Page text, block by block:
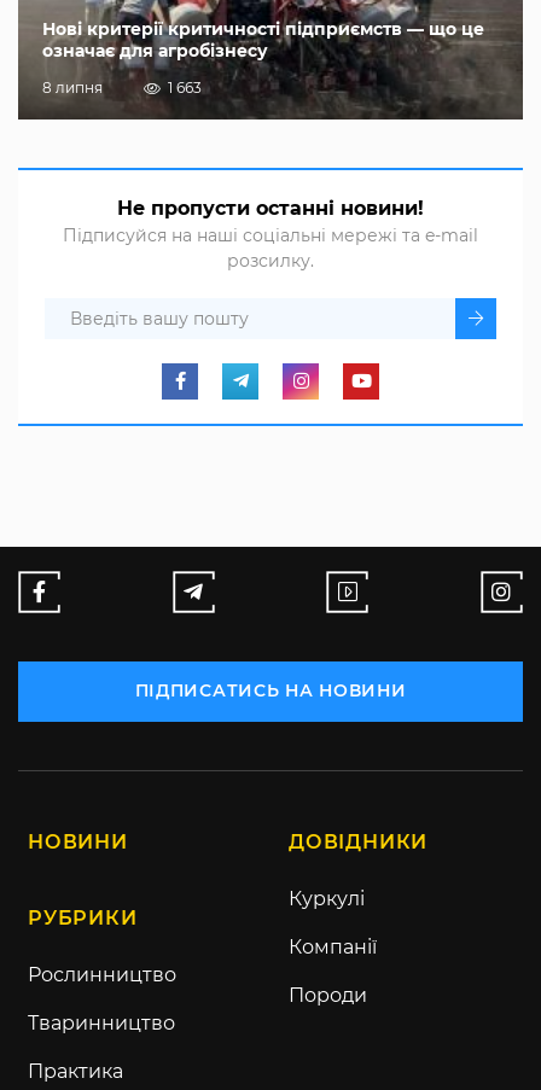
Нові критерії критичності підприємств — що це
означає для агробізнесу
8 липня 1 663
Не пропусти останні новини!
Підписуйся на наші соціальні мережі та e-mail
розсилку.
ПІДПИСАТИСЬ НА НОВИНИ
НОВИНИ
РУБРИКИ
Рослинництво
Тваринництво
Практика
ДОВІДНИКИ
Куркулі
Компанії
Породи